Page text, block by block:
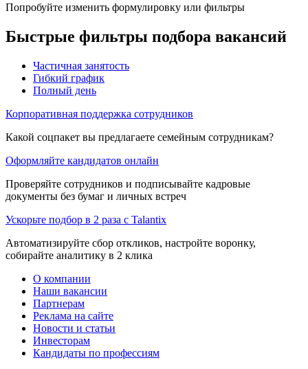
Попробуйте изменить формулировку или фильтры
Быстрые фильтры подбора вакансий
Частичная занятость
Гибкий график
Полный день
Корпоративная поддержка сотрудников
Какой соцпакет вы предлагаете семейным сотрудникам?
Оформляйте кандидатов онлайн
Проверяйте сотрудников и подписывайте кадровые
документы без бумаг и личных встреч
Ускорьте подбор в 2 раза с Talantix
Автоматизируйте сбор откликов, настройте воронку,
собирайте аналитику в 2 клика
О компании
Наши вакансии
Партнерам
Реклама на сайте
Новости и статьи
Инвесторам
Кандидаты по профессиям